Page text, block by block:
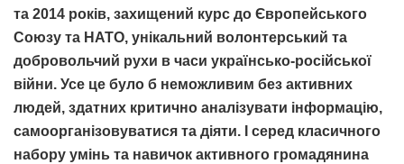
та 2014 років, захищений курс до Європейського
Союзу та НАТО, унікальний волонтерський та
добровольчий рухи в часи українсько-російської
війни. Усе це було б неможливим без активних
людей, здатних критично аналізувати інформацію,
самоорганізовуватися та діяти. І серед класичного
набору умінь та навичок активного громадянина